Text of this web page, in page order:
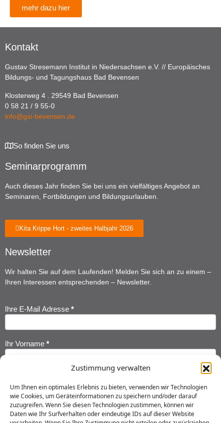
Zustimmung verwalten
Um Ihnen ein optimales Erlebnis zu bieten, verwenden wir Technologien
wie Cookies, um Geräteinformationen zu speichern und/oder darauf
zuzugreifen. Wenn Sie diesen Technologien zustimmen, können wir
Daten wie Ihr Surfverhalten oder eindeutige IDs auf dieser Website
mehr dazu hier
Kontakt
Gustav Stresemann Institut in Niedersachsen e.V. // Europäisches
Bildungs- und Tagungshaus Bad Bevensen
Klosterweg 4 . 29549 Bad Bevensen
0 58 21 / 9 55-0
info@gsi-bevensen.de
So finden Sie uns
Seminarprogramm
Auch dieses Jahr finden Sie bei uns ein vielfältiges Angebot an
Seminaren, Fortbildungen und Bildungsurlauben.
Kita Krippe Hort - zweites Halbjahr 2026
Newsletter
Wir halten Sie auf dem Laufenden! Melden Sie sich an zu einem –
Ihren Interessen entsprechenden – Newsletter.
Newsletter
Anmeldung
Ihre E-Mail Adresse *
Ihr Vorname *
Ich habe die Datenschutzerklärunggelesen und erkläre mich
einverstanden, dass meine Daten gespeichert werden.